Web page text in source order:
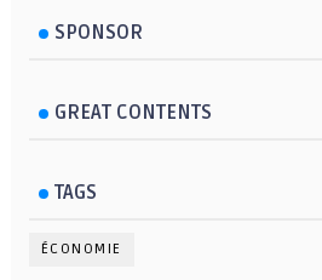
SPONSOR
GREAT CONTENTS
TAGS
ÉCONOMIE